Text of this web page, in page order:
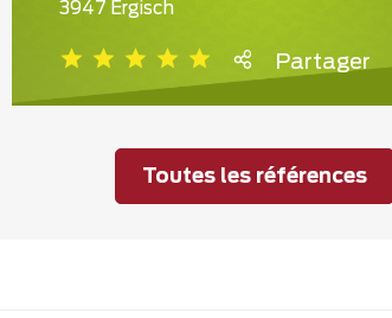
3947 Ergisch
Partager
Toutes les références